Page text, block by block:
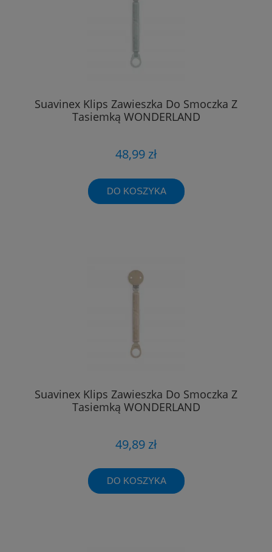
Suavinex Klips Zawieszka Do Smoczka Z
Tasiemką WONDERLAND
48,99 zł
DO KOSZYKA
Suavinex Klips Zawieszka Do Smoczka Z
Tasiemką WONDERLAND
49,89 zł
DO KOSZYKA